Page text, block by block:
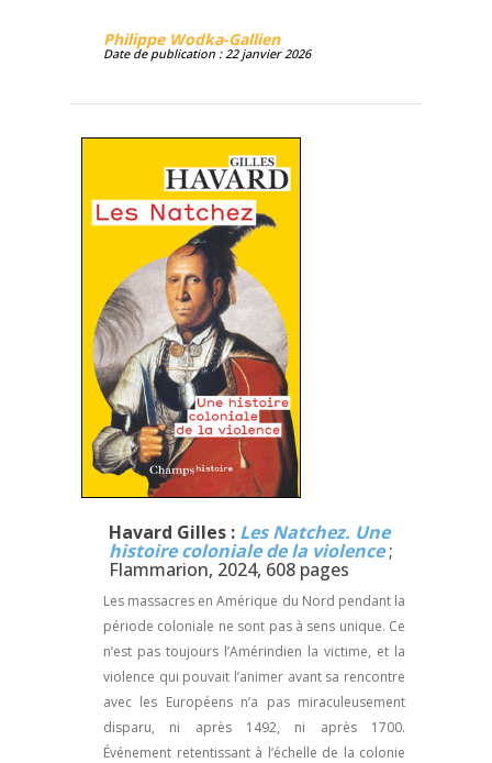
Philippe Wodka-Gallien
Date de publication : 22 janvier 2026
Havard Gilles : Les Natchez. Une
histoire coloniale de la violence ;
Flammarion, 2024, 608 pages
Les massacres en Amérique du Nord pendant la
période coloniale ne sont pas à sens unique. Ce
n’est pas toujours l’Amérindien la victime, et la
violence qui pouvait l’animer avant sa rencontre
avec les Européens n’a pas miraculeusement
disparu, ni après 1492, ni après 1700.
Événement retentissant à l’échelle de la colonie